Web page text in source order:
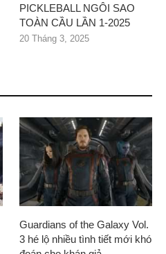
PICKLEBALL NGÔI SAO
TOÀN CẦU LẦN 1-2025
20 Tháng 3, 2025
Guardians of the Galaxy Vol.
3 hé lộ nhiều tình tiết mới khó